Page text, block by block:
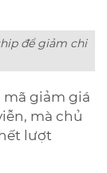
để giảm chi
mã giảm giá
mà chủ
lượt